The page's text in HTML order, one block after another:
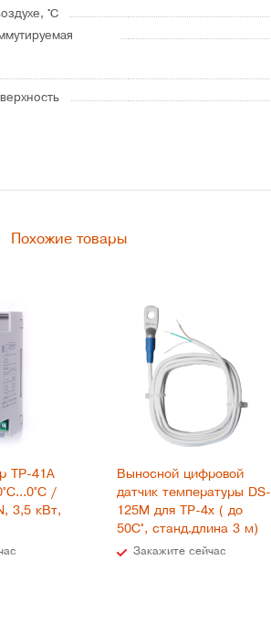
°C
Похожие товары
ТР-41А
/
3,5 кВт,
Выносной цифровой
датчик температуры DS-
125M для ТР-4х ( до
50С°, станд.длина 3 м)
Закажите сейчас